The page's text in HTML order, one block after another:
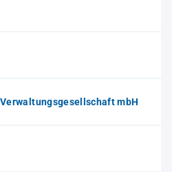
mbH